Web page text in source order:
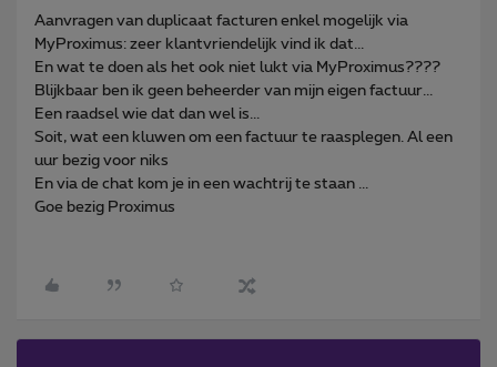
Aanvragen van duplicaat facturen enkel mogelijk via
MyProximus: zeer klantvriendelijk vind ik dat...
En wat te doen als het ook niet lukt via MyProximus????
Blijkbaar ben ik geen beheerder van mijn eigen factuur...
Een raadsel wie dat dan wel is...
Soit, wat een kluwen om een factuur te raasplegen. Al een
uur bezig voor niks
En via de chat kom je in een wachtrij te staan ...
Goe bezig Proximus